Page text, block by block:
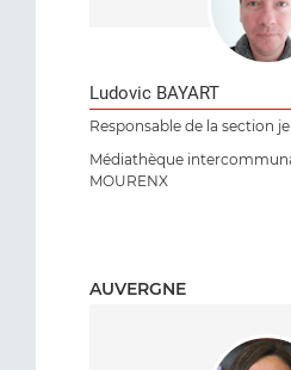
Ludovic BAYART
Responsable de la section
Médiathèque
MOURENX
AUVERGNE